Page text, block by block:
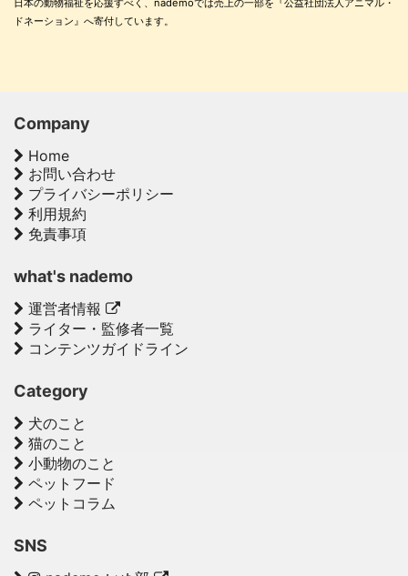
ドネーション』へ寄付しています。
Company
Home
お問い合わせ
プライバシーポリシー
利用規約
免責事項
what's nademo
運営者情報
ライター・監修者一覧
コンテンツガイドライン
Category
犬のこと
猫のこと
小動物のこと
ペットフード
ペットコラム
SNS